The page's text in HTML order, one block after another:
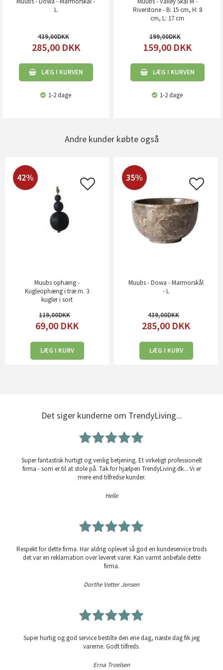
L
439,00
285,00 DKK
LÆG I KURVEN
1-2 dage
Riverstone - B: 15 cm, H: 8
cm, L: 17 cm
199,00
159,00 DKK
LÆG I KURVEN
1-2 dage
Andre kunder købte også
42%
Muubs ophæng -
Kugleophæng i træ m. 3
kugler i sort
119,00
69,00 DKK
LÆG I KURV
35%
Muubs - Dowa - Marmorskål
- L
439,00
285,00 DKK
LÆG I KURV
Det siger kunderne om TrendyLiving...
Super fantastisk hurtigt og venlig betjening. Et virkeligt professionelt
firma - som er til at stole på. Tak for hjælpen TrendyLiving.dk... Vi er
mere end tilfredse kunder.
Helle
Respekt for dette firma. Har aldrig oplevet så god en kundeservice trods
det var en reklamation over leveret varer. Kan varmt anbefale dette
firma.
Dorthe Vetter Jensen
Super hurtig og god service bestilte den ene dag, næste dag fik jeg
varerne. Godt tilfreds.
Erna Troelsen